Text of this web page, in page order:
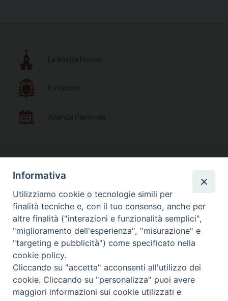
Documenti Pastorali
Parrocchie e Orari Messe
Liturgia delle Ore
Photogallery
Informativa
Utilizziamo cookie o tecnologie simili per
finalità tecniche e, con il tuo consenso, anche per
altre finalità ("interazioni e funzionalità semplici",
"miglioramento dell'esperienza", "misurazione" e
"targeting e pubblicità") come specificato nella
cookie policy.
Cliccando su "accetta" acconsenti all'utilizzo dei
cookie. Cliccando su "personalizza" puoi avere
maggiori informazioni sui cookie utilizzati e